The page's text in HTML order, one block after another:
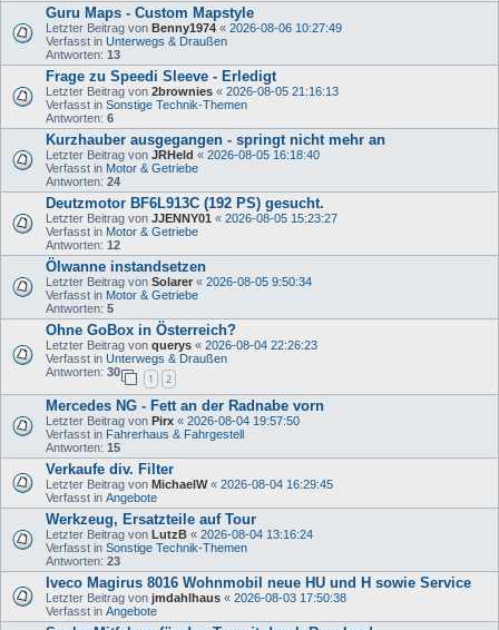
Guru Maps - Custom Mapstyle
Letzter Beitrag von Benny1974 « 2026-08-06 10:27:49
Verfasst in Unterwegs & Draußen
Antworten: 13
Frage zu Speedi Sleeve - Erledigt
Letzter Beitrag von 2brownies « 2026-08-05 21:16:13
Verfasst in Sonstige Technik-Themen
Antworten: 6
Kurzhauber ausgegangen - springt nicht mehr an
Letzter Beitrag von JRHeld « 2026-08-05 16:18:40
Verfasst in Motor & Getriebe
Antworten: 24
Deutzmotor BF6L913C (192 PS) gesucht.
Letzter Beitrag von JJENNY01 « 2026-08-05 15:23:27
Verfasst in Motor & Getriebe
Antworten: 12
Ölwanne instandsetzen
Letzter Beitrag von Solarer « 2026-08-05 9:50:34
Verfasst in Motor & Getriebe
Antworten: 5
Ohne GoBox in Österreich?
Letzter Beitrag von querys « 2026-08-04 22:26:23
Verfasst in Unterwegs & Draußen
Antworten: 30
1 2
Mercedes NG - Fett an der Radnabe vorn
Letzter Beitrag von Pirx « 2026-08-04 19:57:50
Verfasst in Fahrerhaus & Fahrgestell
Antworten: 15
Verkaufe div. Filter
Letzter Beitrag von MichaelW« 2026-08-04 16:29:45
Verfasst in Angebote
Werkzeug, Ersatzteile auf Tour
Letzter Beitrag von LutzB « 2026-08-04 13:16:24
Verfasst in Sonstige Technik-Themen
Antworten: 23
Iveco Magirus 8016 Wohnmobil neue HU und H sowie Service
Letzter Beitrag von jmdahlhaus « 2026-08-03 17:50:38
Verfasst in Angebote